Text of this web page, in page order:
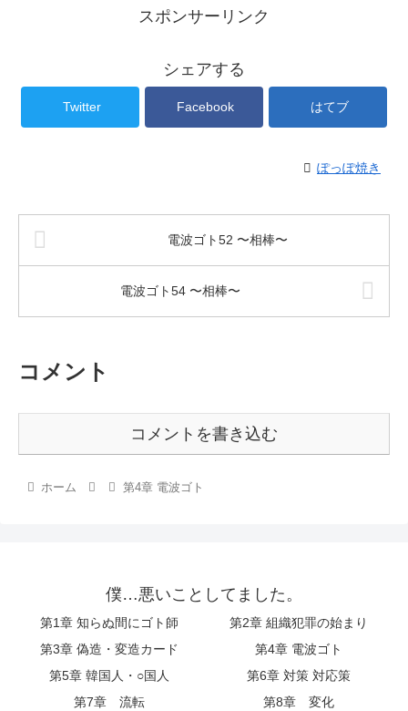
スポンサーリンク
シェアする
Twitter Facebook はてブ
ぽっぽ焼き
電波ゴト52 〜相棒〜
電波ゴト54 〜相棒〜
コメント
コメントを書き込む
ホーム 第4章 電波ゴト
僕…悪いことしてました。
第1章 知らぬ間にゴト師
第2章 組織犯罪の始まり
第3章 偽造・変造カード
第4章 電波ゴト
第5章 韓国人・○国人
第6章 対策 対応策
第7章 流転
第8章 変化